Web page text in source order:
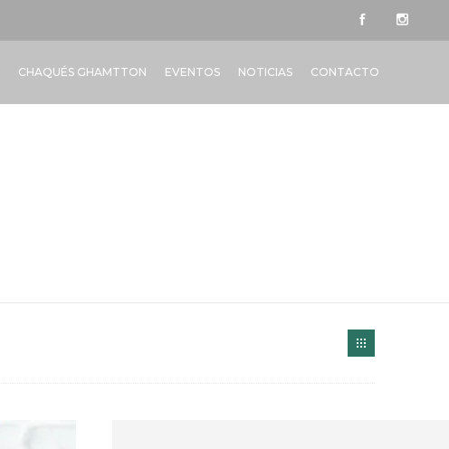
CHAQUÉS GHAMTTON EVENTOS NOTICIAS CONTACTO